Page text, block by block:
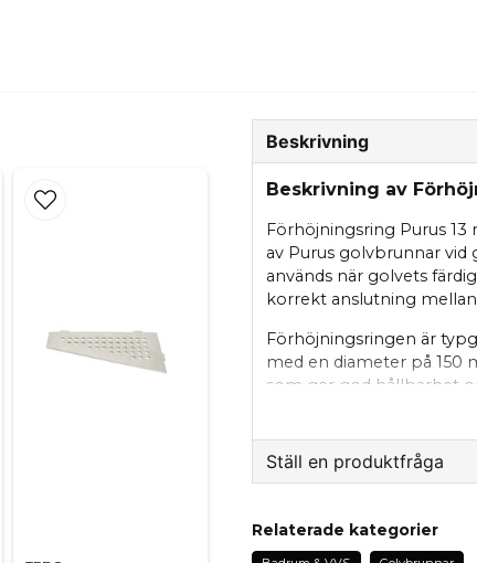
Beskrivning
Beskrivning av
Förhöjningsring Purus
av Purus golvbrunnar
används när golvets
korrekt anslutning
Förhöjningsringen är
med en diameter på 150
som ger god hållbarhet
sker enkelt direkt i
anslutning och
Egenskaper
Ställ en produktfråga
Fråga oss något om
Relaterade kategorier